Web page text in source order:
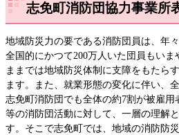
志免町消防団協力事業所
地域防災力の要である消防団員は、年
全国的にかつて200万人いた団員もい
ままでは地域防災体制に支障をもたら
ます。また、就業形態の変化に伴い、
志免町消防団でも全体の約7割が被雇
等の消防団活動に対して、一層の理解
す。そこで志免町では、地域の消防防